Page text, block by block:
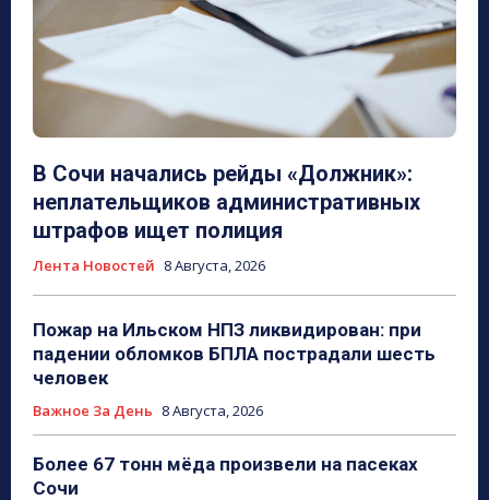
В Сочи начались рейды «Должник»:
неплательщиков административных
штрафов ищет полиция
Лента Новостей 8 Августа, 2026
Пожар на Ильском НПЗ ликвидирован: при
падении обломков БПЛА пострадали шесть
человек
Важное За День 8 Августа, 2026
Более 67 тонн мёда произвели на пасеках
Сочи